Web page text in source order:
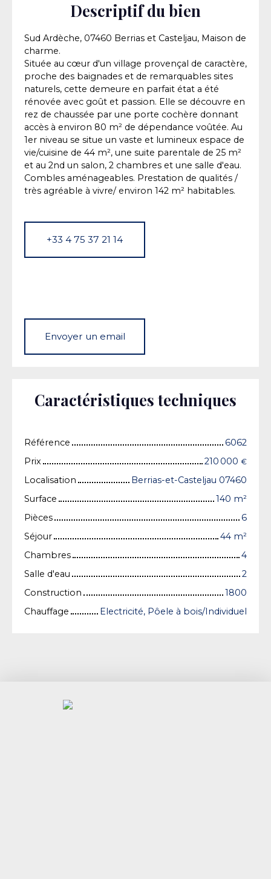
Descriptif du bien
Sud Ardèche, 07460 Berrias et Casteljau, Maison de
charme.
Située au cœur d'un village provençal de caractère,
proche des baignades et de remarquables sites
naturels, cette demeure en parfait état a été
rénovée avec goût et passion. Elle se découvre en
rez de chaussée par une porte cochère donnant
accès à environ 80 m² de dépendance voûtée. Au
1er niveau se situe un vaste et lumineux espace de
vie/cuisine de 44 m², une suite parentale de 25 m²
et au 2nd un salon, 2 chambres et une salle d'eau.
Combles aménageables. Prestation de qualités /
très agréable à vivre/ environ 142 m² habitables.
+33 4 75 37 21 14
Envoyer un email
Caractéristiques techniques
Référence
6062
Prix
210 000 €
Localisation
Berrias-et-Casteljau 07460
Surface
140 m²
Pièces
6
Séjour
44 m²
Chambres
4
Salle d'eau
2
Construction
1800
Chauffage
Electricité, Pôele à bois/Individuel